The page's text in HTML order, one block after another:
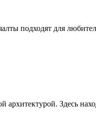
подходят для
Здесь